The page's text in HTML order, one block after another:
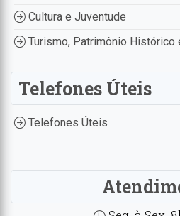
Cultura e Juventude
Turismo, Patrimônio Histórico
Telefones Úteis
Telefones Úteis